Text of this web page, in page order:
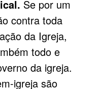
Se por um
contra toda
da Igreja,
todo e
da igreja.
igreja são